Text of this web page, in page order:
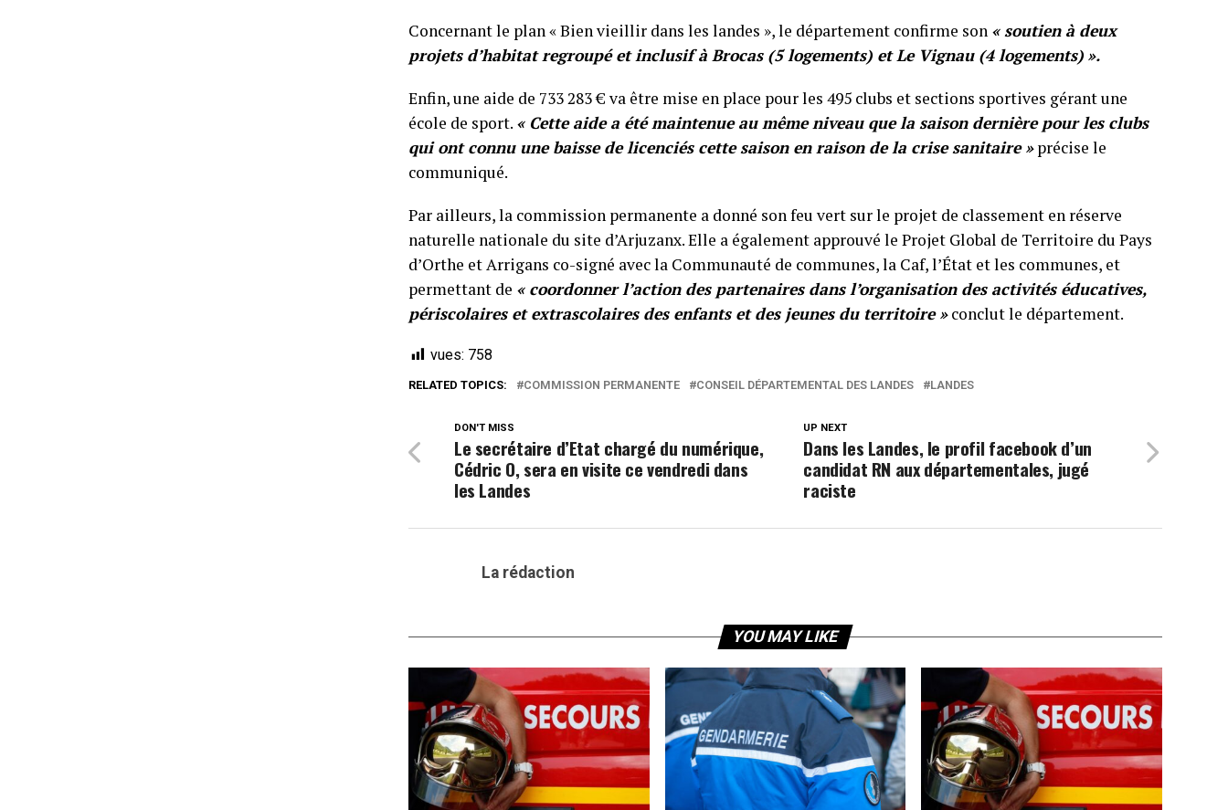
Concernant le plan « Bien vieillir dans les landes », le département confirme son « soutien à deux
projets d’habitat regroupé et inclusif à Brocas (5 logements) et Le Vignau (4 logements) ».
Enfin, une aide de 733 283 € va être mise en place pour les 495 clubs et sections sportives gérant une
école de sport. « Cette aide a été maintenue au même niveau que la saison dernière pour les clubs
qui ont connu une baisse de licenciés cette saison en raison de la crise sanitaire »précise le
communiqué.
Par ailleurs, la commission permanente a donné son feu vert sur le projet de classement en réserve
naturelle nationale du site d’Arjuzanx. Elle a également approuvé le Projet Global de Territoire du Pays
d’Orthe et Arrigans co-signé avec la Communauté de communes, la Caf, l’État et les communes, et
permettant de « coordonner l’action des partenaires dans l’organisation des activités éducatives,
périscolaires et extrascolaires des enfants et des jeunes du territoire »conclut le département.
vues: 758
RELATED TOPICS: COMMISSION PERMANENTE CONSEIL DÉPARTEMENTAL DES LANDES LANDES
UP NEXT
Dans les Landes, le profil facebook d’un
candidat RN aux départementales, jugé
raciste
DON'T MISS
Le secrétaire d’Etat chargé du numérique,
Cédric O, sera en visite ce vendredi dans
les Landes
La rédaction
YOU MAY LIKE